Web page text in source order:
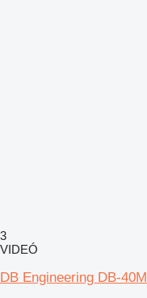
3
VIDEÓ
DB Engineering DB-40M